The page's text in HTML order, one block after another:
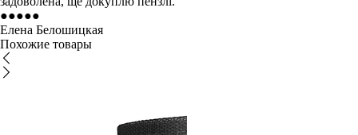
●●●●●
Елена Белошицкая
Похожие товары